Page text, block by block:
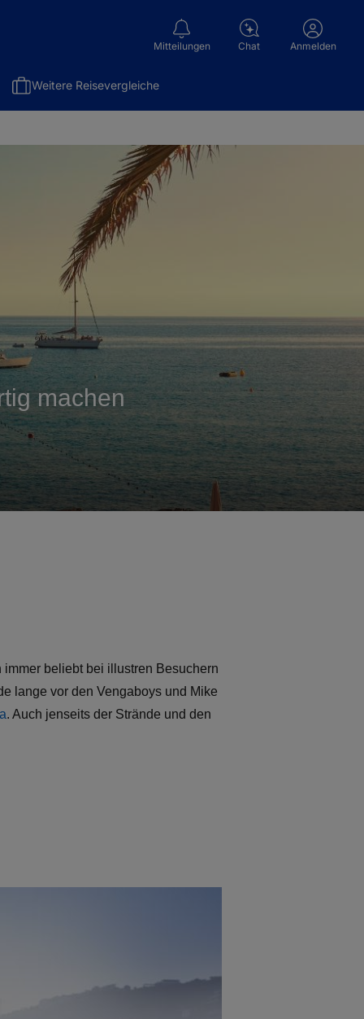
Mitteilungen Chat Anmelden
Weitere Reisevergleiche
machen
beliebt bei illustren Besuchern
lange vor den Vengaboys und Mike
. Auch jenseits der Strände und den